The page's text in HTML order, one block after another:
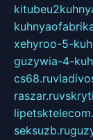
xehyroo-5-
guzywia-4-
cs68.ru
raszar.ru
seksuzb.ru